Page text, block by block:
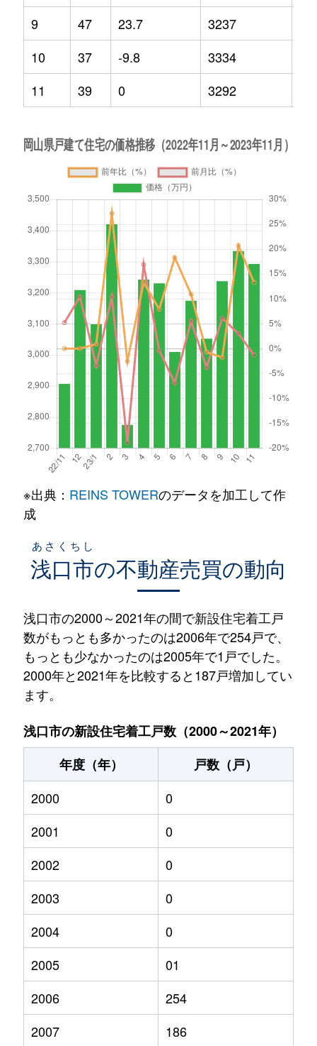
9
47 23.7 3237
10
37 -9.8 3334
11
39 0 3292
※出典： REINS TOWERのデータを加工して作
成
浅口市
あさくちし
の不動産売買の動向
浅口市の2000～2021年の間で新設住宅着工戸
数がもっとも多かったのは2006年で254戸で、
もっとも少なかったのは2005年で1戸でした。
2000年と2021年を比較すると187戸増加してい
ます。
浅口市の新設住宅着工戸数（2000～2021年）
年度（年）
戸数（戸）
2000
0
2001
0
2002
0
2003
0
2004
0
2005
01
2006
254
2007
186